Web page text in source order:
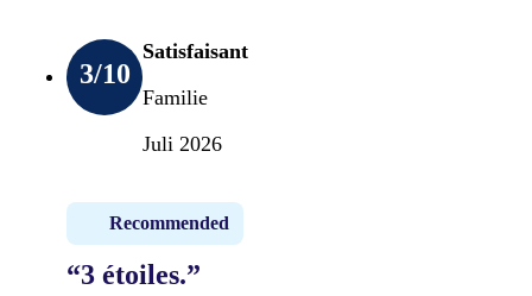
3/10
Satisfaisant
Familie
Juli 2026
Recommended
“3 étoiles.”